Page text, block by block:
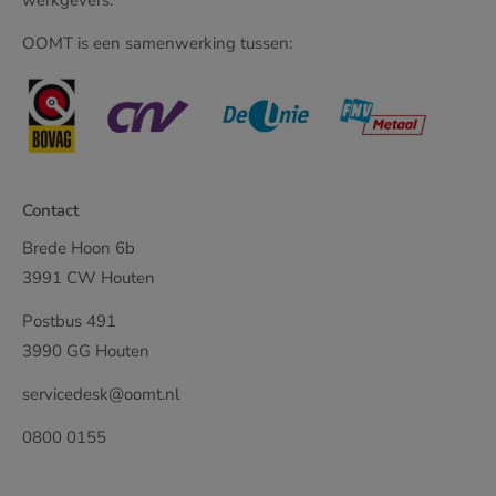
OOMT is een samenwerking tussen:
Contact
Brede Hoon 6b
3991 CW Houten
Postbus 491
3990 GG Houten
servicedesk@oomt.nl
0800 0155